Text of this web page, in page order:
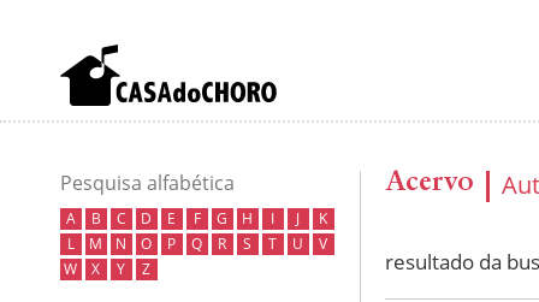
Pesquisa alfabética
A B C D E F G H I J
K
L
M N O P Q R S T U
V
W
X Y Z
Acervo
resultado da